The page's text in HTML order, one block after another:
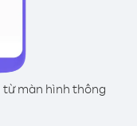
từ màn hình thông